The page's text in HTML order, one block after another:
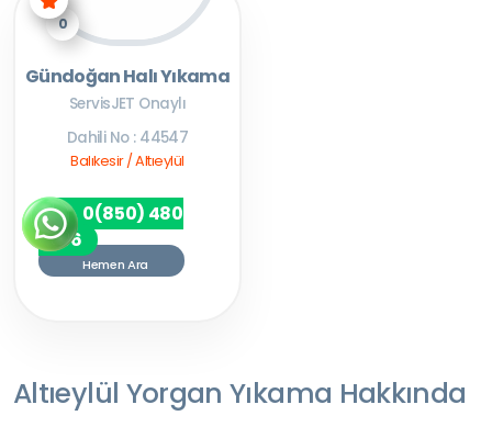
0
Gündoğan Halı Yıkama
ServisJET Onaylı
Dahili No : 44547
Balıkesir / Altıeylül
0(850) 480
7256
Hemen Ara
Altıeylül Yorgan Yıkama Hakkında